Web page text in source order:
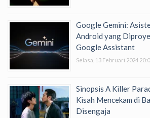
Google Gemini:
Android yang
Google Assistant
Selasa, 13 Februari 2024
Sinopsis A Killer
Kisah Mencekam di
Disengaja